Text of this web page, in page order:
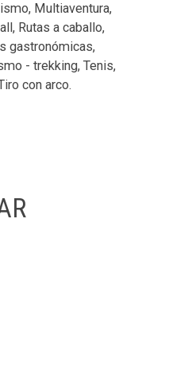
Multiaventura,
Rutas a caballo,
gastronómicas,
- trekking, Tenis,
con arco.